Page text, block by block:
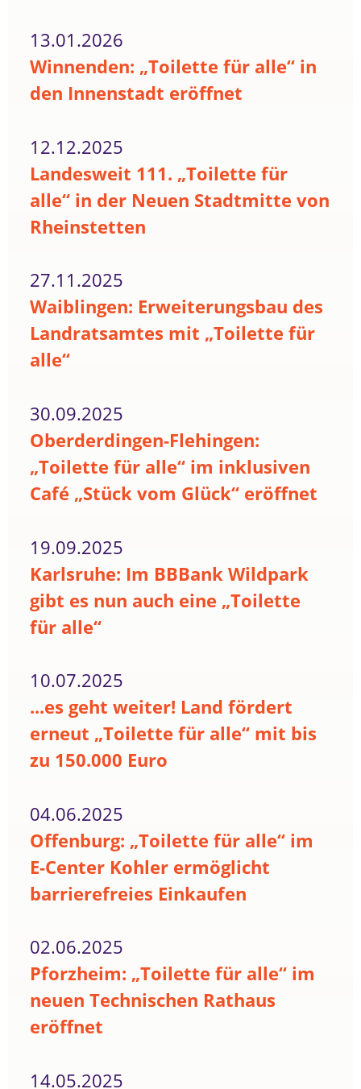
13.01.2026
Winnenden: „Toilette für alle“ in
den Innenstadt eröffnet
12.12.2025
Landesweit 111. „Toilette für
alle“ in der Neuen Stadtmitte von
Rheinstetten
27.11.2025
Waiblingen: Erweiterungsbau des
Landratsamtes mit „Toilette für
alle“
30.09.2025
Oberderdingen-Flehingen:
„Toilette für alle“ im inklusiven
Café „Stück vom Glück“ eröffnet
19.09.2025
Karlsruhe: Im BBBank Wildpark
gibt es nun auch eine „Toilette
für alle“
10.07.2025
...es geht weiter! Land fördert
erneut „Toilette für alle“ mit bis
zu 150.000 Euro
04.06.2025
Offenburg: „Toilette für alle“ im
E-Center Kohler ermöglicht
barrierefreies Einkaufen
02.06.2025
Pforzheim: „Toilette für alle“ im
neuen Technischen Rathaus
eröffnet
14.05.2025